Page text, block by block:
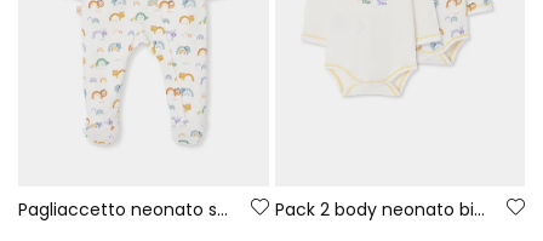
Pagliaccetto neonato stampato animali e arcobaleno bianco Pack 2 body neonato bianchi stampa animali